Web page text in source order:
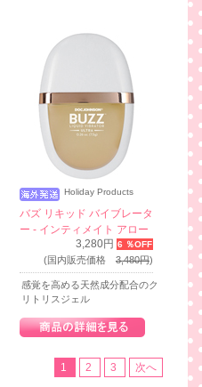
Holiday Products
バズ リキッド バイブレータ
ー - インティメイト アロー
3,280円 6 ％OFF
(国内販売価格 3,480円)
感覚を高める天然成分配合のク
リトリスジェル
1 2 3 次へ